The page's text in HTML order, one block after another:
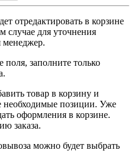
отредактировать в корзине
случае для уточнения
менеджер.
поля, заполните только
товар в корзину и
необходимые позиции. Уже
оформления в корзине.
заказа.
можно будет выбрать